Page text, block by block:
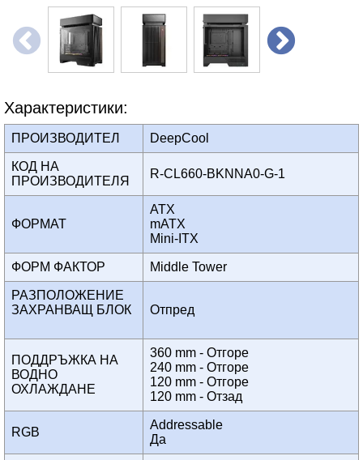
Характеристики:
ПРОИЗВОДИТЕЛ DeepCool
КОД НА
ПРОИЗВОДИТЕЛЯ
R-CL660-BKNNA0-G-1
ФОРМАТ
ATX
mATX
Mini-ITX
ФОРМ ФАКТОР Middle Tower
РАЗПОЛОЖЕНИЕ
ЗАХРАНВАЩ БЛОК
Отпред
ПОДДРЪЖКА НА
ВОДНО
ОХЛАЖДАНЕ
360 mm - Отгоре
240 mm - Отгоре
120 mm - Отгоре
120 mm - Отзад
RGB
Addressable
Да